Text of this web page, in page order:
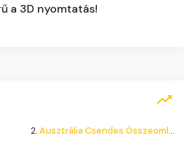
a 3D nyomtatás!
2.Ausztrália Csendes Összeomlása